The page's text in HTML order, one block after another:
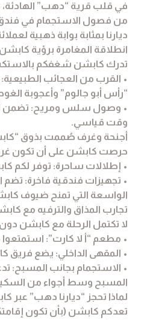
في قلب قرية “دهب” الهادئة،
من فصول الاستجمام في فندق
ديارنا بمثابة بوابة ذهبية
انطلاقة المغامرة برؤية كابشن
تدرك كابشن شغفكم
“رأس أبو جالوم” وأعجوبة
• وصول سلس ومريح: تضمن
وقت قياسي.
أجنحة وغرف صُممت بذوق
حرصت كابشن على أن تكون
• إطلالات ساحرة: توفر لكم
• تجهيزات فندقية فاخرة: تضم
الواسعة التي تمنح ضيوف
تجارب المذاق والترفيه مع
لا تكتمل الرحلة مع كابشن
• مطعم “أ لا كارت”:
• المقهى الداخلي: يضع فريق
• الاستجمام بجانب المسبح:
المسبح وسط أجواء من
لماذا تحجز “ديارنا دهب” عبر
تعدكم كابشن (بأن تكون